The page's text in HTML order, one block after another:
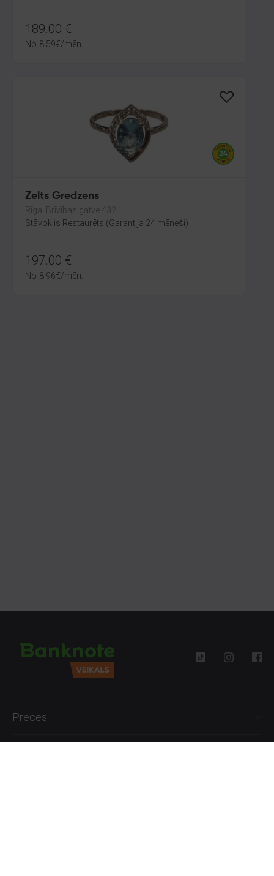
189.00 €
No 8.59€/mēn.
Zelts Gredzens
Rīga, Brīvības gatve 432
Stāvoklis Restaurēts (Garantija 24 mēneši)
197.00 €
No 8.96€/mēn.
Preces